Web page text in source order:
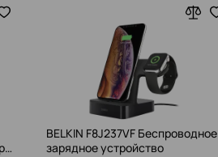
BELKIN F8J237VF Беспроводное
зарядное устройство